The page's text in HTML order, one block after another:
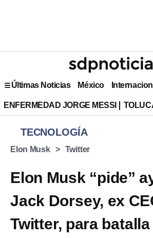
Últimas Noticias México
ENFERMEDAD JORGE MESSI
TECNOLOGÍA
Elon Musk Twitter
Elon Musk “pide”
Jack Dorsey, ex
Twitter, para